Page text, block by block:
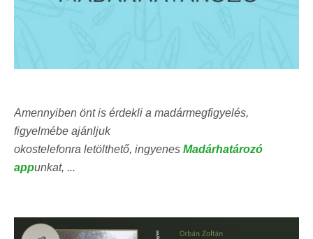
Amennyiben önt is érdekli a madármegfigyelés,
figyelmébe ajánljuk
okostelefonra letölthető, ingyenes Madárhatározó
appunkat, ...